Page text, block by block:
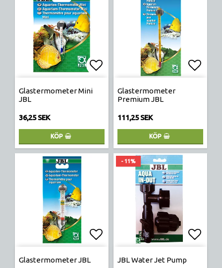
Lägg till i favoritlistan
Glastermometer Mini
JBL
36,25 SEK
KÖP
Glastermometer
Premium JBL
111,25 SEK
KÖP
Lägg till i favoritlistan
Glastermometer JBL
- 11%
JBL Water Jet Pump